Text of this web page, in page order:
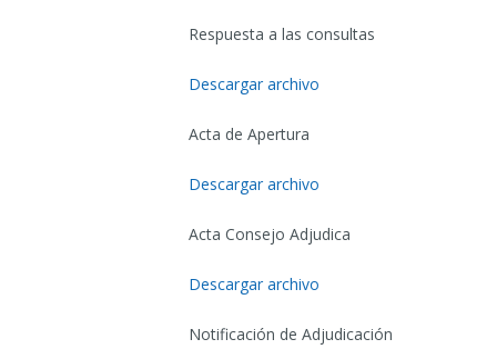
Respuesta a las consultas
Descargar archivo
Acta de Apertura
Descargar archivo
Acta Consejo Adjudica
Descargar archivo
Notificación de Adjudicación